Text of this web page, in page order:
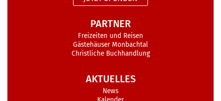
PARTNER
Freizeiten und Reisen
Gästehäuser Monbachtal
Christliche Buchhandlung
AKTUELLES
News